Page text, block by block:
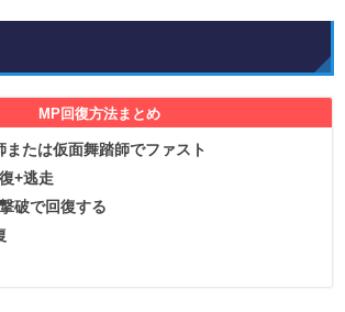
MP回復方法まとめ
または仮面舞踏師でファスト
+逃走
破で回復する